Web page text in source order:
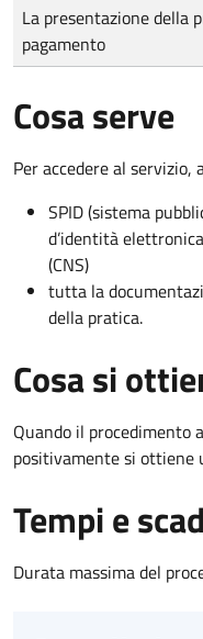
Tipo di pagamento
Importo
La presentazione della
pagamento
Cosa serve
Per accedere al servizio,
SPID (sistema
d’identità
(CNS)
tutta la
della pratica.
Cosa si
Quando il procedimento
positivamente si ottiene
Tempi e
Durata massima del